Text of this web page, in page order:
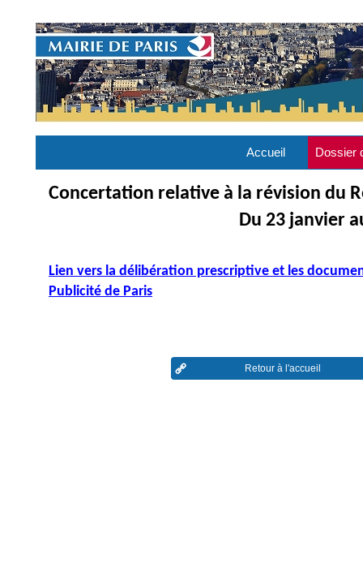
Accueil Dossier
Concertation relative à la révision du
Du 23 janvier au 2
Lien vers la délibération prescriptive et les
Publicité de Paris
Retour à l'accueil